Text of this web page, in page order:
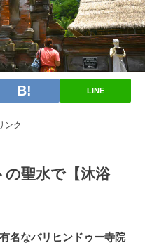
LINE
ンク
聖水で【沐浴
名なバリヒンドゥー寺院